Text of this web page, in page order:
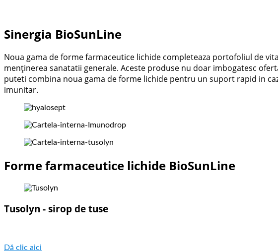
Sinergia BioSunLine
Noua gama de forme farmaceutice lichide completeaza portofoliul de
menținerea sanatatii generale. Aceste produse nu doar imbogatesc
puteti combina noua gama de forme lichide pentru un suport rapid in
imunitar.
Forme farmaceutice lichide BioSunLine
Tusolyn - sirop de tuse
Dă clic aici